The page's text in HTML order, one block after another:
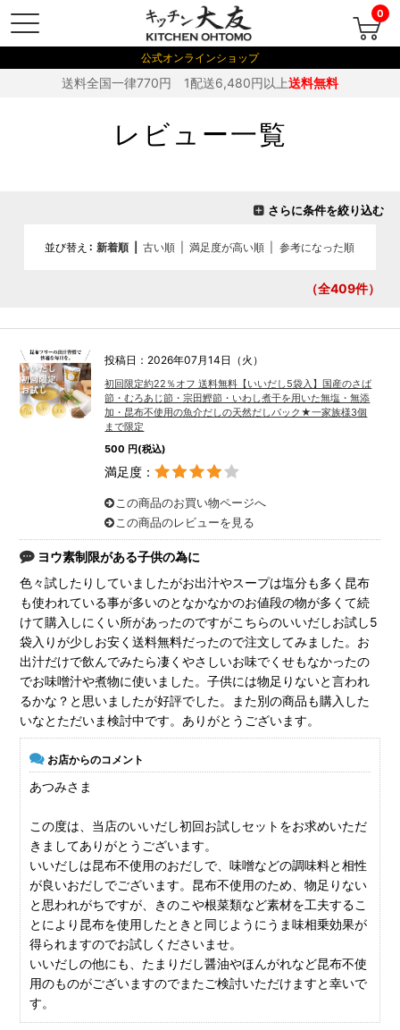
0
公式オンラインショップ
送料全国一律770円 1配送6,480円以上送料無料
レビュー一覧
さらに条件を絞り込む
並び替え 新着順 古い順 満足度が高い順 参考になった順
（全409件）
投稿日：2026年07月14日（火）
初回限定約22％オフ 送料無料【いいだし5袋入】国産のさば
節・むろあじ節・宗田鰹節・いわし煮干を用いた無塩・無添
加・昆布不使用の魚介だしの天然だしパック★一家族様3個
まで限定
500 円(税込)
満足度：
この商品のお買い物ページへ
この商品のレビューを見る
ヨウ素制限がある子供の為に
色々試したりしていましたがお出汁やスープは塩分も多く昆布
も使われている事が多いのとなかなかのお値段の物が多くて続
けて購入しにくい所があったのですがこちらのいいだしお試し5
袋入りが少しお安く送料無料だったので注文してみました。お
出汁だけで飲んでみたら凄くやさしいお味でくせもなかったの
でお味噌汁や煮物に使いました。子供には物足りないと言われ
るかな？と思いましたが好評でした。また別の商品も購入した
いなとただいま検討中です。ありがとうございます。
お店からのコメント
あつみさま
この度は、当店のいいだし初回お試しセットをお求めいただ
きましてありがとうございます。
いいだしは昆布不使用のおだしで、味噌などの調味料と相性
が良いおだしでございます。昆布不使用のため、物足りない
と思われがちですが、きのこや根菜類など素材を工夫するこ
とにより昆布を使用したときと同じようにうま味相乗効果が
得られますのでお試しくださいませ。
いいだしの他にも、たまりだし醤油やほんがれなど昆布不使
用のものがございますのでまたご検討いただけますと幸いで
す。